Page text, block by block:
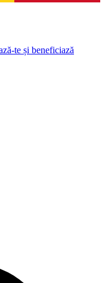
te și beneficiază